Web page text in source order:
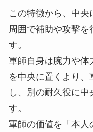
この特徴から、中央
周囲で補助や攻撃
す。
軍師自身は腕力や体
を中央に置くより
し、別の耐久役に中
す。
軍師の価値を「本人